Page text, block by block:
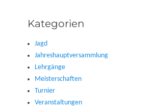
Kategorien
Jagd
Jahreshauptversammlung
Lehrgänge
Meisterschaften
Turnier
Veranstaltungen